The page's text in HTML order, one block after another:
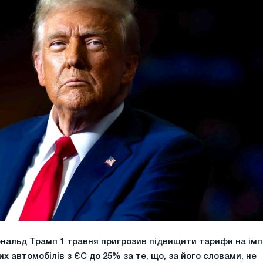
Трамп 1 травня пригрозив підвищити тарифи на
автомобілів з ЄС до 25% за те, що, за його словами, не